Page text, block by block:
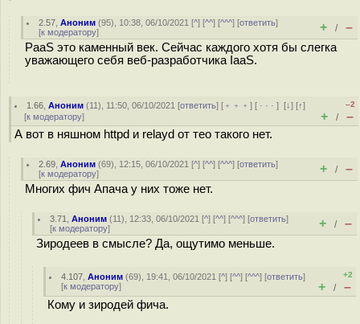
2.57 ,Аноним (95), 10:38, 06/10/2021 [^] [^^] [^^^] [ответить]
[к модератору] + / –
PaaS это каменный век. Сейчас каждого хотя бы слегка
уважающего себя веб-разработчика IaaS.
1.66 ,Аноним (11), 11:50, 06/10/2021 [ответить] [ ﹢﹢﹢] [ · · ·][↓] [↑]
[к модератору]
–2
+ / –
А вот в няшном httpd и relayd от тео такого нет.
2.69 ,Аноним (69), 12:15, 06/10/2021 [^] [^^] [^^^] [ответить]
[к модератору] + / –
Многих фич Апача у них тоже нет.
3.71 ,Аноним (11), 12:33, 06/10/2021 [^] [^^] [^^^] [ответить]
[к модератору] + / –
Зиродеев в смысле? Да, ощутимо меньше.
4.107 ,Аноним (69), 19:41, 06/10/2021 [^] [^^] [^^^] [ответить]
[к модератору]
+2
+ / –
Кому и зиродей фича.